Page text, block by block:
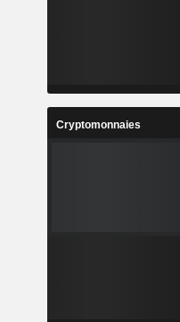
Cryptomonnaies